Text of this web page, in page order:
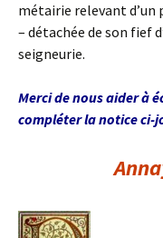
métairie relevant d’un
– détachée de son fief
seigneurie.
Merci de nous aider à
compléter la notice ci-